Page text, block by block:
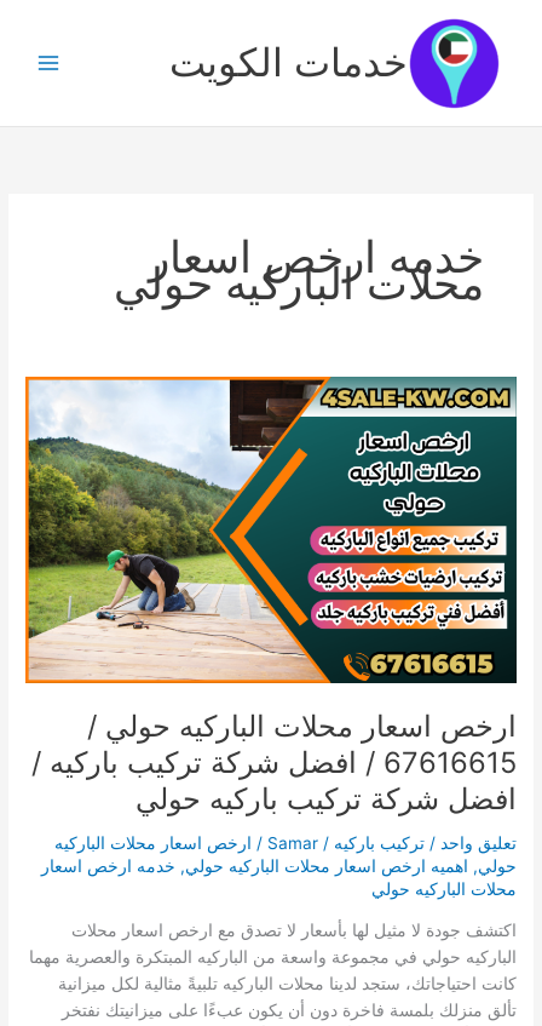
المحتوى
خدمات الكويت
خدمه ارخص اسعار
محلات الباركيه حولي
ارخص اسعار محلات الباركيه حولي /
67616615 / افضل شركة تركيب باركيه /
افضل شركة تركيب باركيه حولي
تعليق واحد /تركيب باركيه /
Samar
/ ارخص اسعار محلات الباركيه
حولي, اهميه ارخص اسعار محلات الباركيه حولي, خدمه ارخص اسعار
محلات الباركيه حولي
اكتشف جودة لا مثيل لها بأسعار لا تصدق مع ارخص اسعار محلات
الباركيه حولي في مجموعة واسعة من الباركيه المبتكرة والعصرية مهما
كانت احتياجاتك، ستجد لدينا محلات الباركيه تلبيةً مثالية لكل ميزانية
تألق منزلك بلمسة فاخرة دون أن يكون عبءًا على ميزانيتك نفتخر
ارخص
اسعار
الباركيه
67616615
افضل
شركة
تركيب
باركيه
افضل
شركة
تركيب
باركيه
حولي